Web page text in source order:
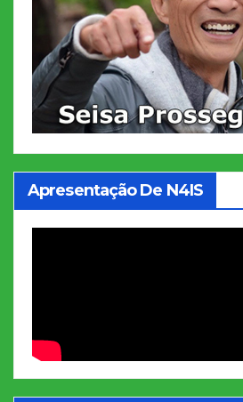
Apresentação De N4IS